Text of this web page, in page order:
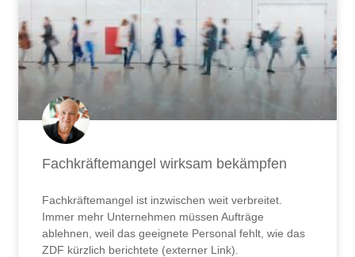
Fachkräftemangel wirksam bekämpfen
Fachkräftemangel ist inzwischen weit verbreitet.
Immer mehr Unternehmen müssen Aufträge
ablehnen, weil das geeignete Personal fehlt, wie das
ZDF kürzlich berichtete (externer Link).